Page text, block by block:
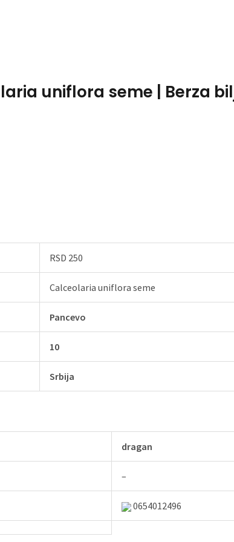
uniflora seme | Berza
RSD 250
Calceolaria uniflora seme
Pancevo
10
Srbija
dragan
–
0654012496